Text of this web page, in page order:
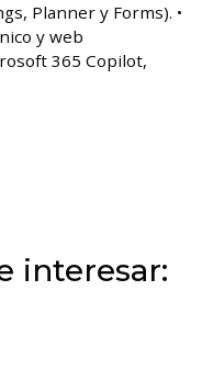
Planner y Forms). •
y web
365 Copilot,
interesar: